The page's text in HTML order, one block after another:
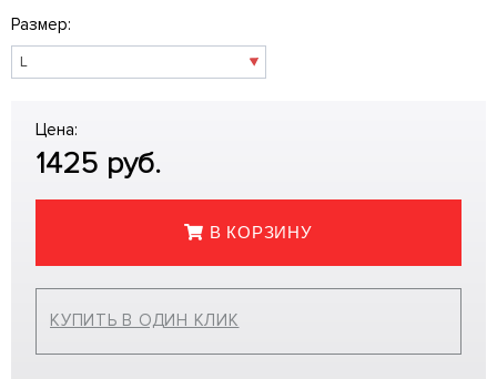
Размер:
Цена:
1425 руб.
В КОРЗИНУ
КУПИТЬ В ОДИН КЛИК